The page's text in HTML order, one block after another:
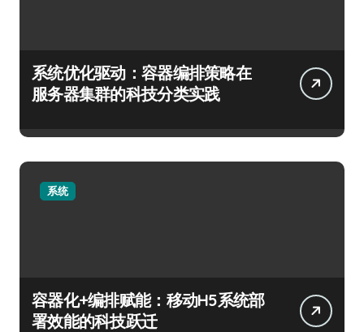
系统优化驱动：容器编排策略在
服务器集群的科技分类实践
系统
容器化+编排赋能：移动H5系统部
署效能的科技跃迁